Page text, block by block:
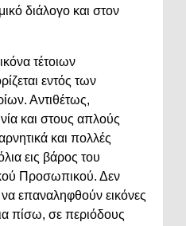
διάλογο και στον
τέτοιων
εντός των
Αντιθέτως,
και στους απλούς
και πολλές
εις βάρος του
Προσωπικού. Δεν
επαναληφθούν εικόνες
πίσω, σε περιόδους